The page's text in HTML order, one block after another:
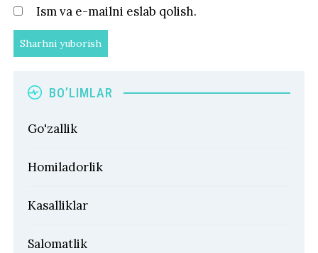
Ism va e-mailni eslab qolish.
BO’LIMLAR
Go'zallik
Homiladorlik
Kasalliklar
Salomatlik